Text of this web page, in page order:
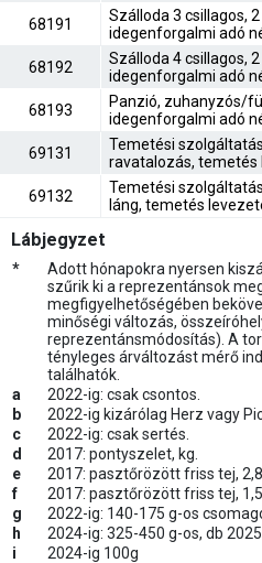
68191
Szálloda 3 csillagos,
idegenforgalmi adó
68192
Szálloda 4 csillagos,
idegenforgalmi adó
68193
Panzió, zuhanyzós/
idegenforgalmi adó
69131
Temetési
ravatalozás, temetés
69132
Temetési
láng, temetés
Lábjegyzet
*
Adott hónapokra nyersen
szűrik ki a reprezentánsok
megfigyelhetőségében
minőségi változás,
reprezentánsmódosítás). A
tényleges árváltozást mérő
találhatók.
a
2022-ig: csak csontos.
b
2022-ig kizárólag Herz vagy
c
2022-ig: csak sertés.
d
2017: pontyszelet, kg.
e
2017: pasztőrözött friss tej,
f
2017: pasztőrözött friss tej,
g
2022-ig: 140-175 g-os
h
2024-ig: 325-450 g-os, db
i
2024-ig 100g